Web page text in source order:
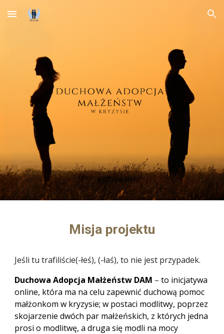
Skip to main content Skip to navigation
Misja projektu
Jeśli tu trafiliście(-łeś), (-łaś), to nie jest przypadek.
Duchowa Adopcja Małżeństw DAM – to inicjatywa
online, która ma na celu zapewnić duchową pomoc
małżonkom w kryzysie; w postaci modlitwy, poprzez
skojarzenie dwóch par małżeńskich, z których jedna
prosi o modlitwę, a druga się modli na mocy